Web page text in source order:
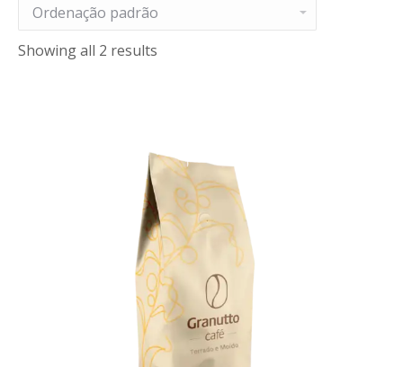
Showing all 2 results